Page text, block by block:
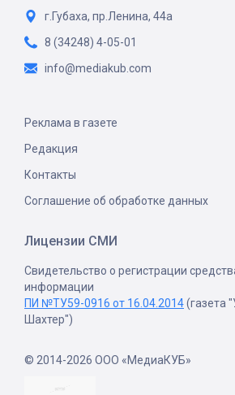
г.Губаха, пр.Ленина, 44а
8 (34248) 4-05-01
info@mediakub.com
Реклама в газете
Редакция
Контакты
Соглашение об обработке данных
Лицензии СМИ
Свидетельство о регистрации
информации
ПИ №ТУ59-0916 от 16.04.2014(газета
Шахтер")
© 2014-2026 ООО «МедиаКУБ»